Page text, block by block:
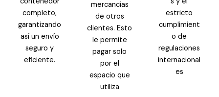
completo,
garantizando
así un envío
seguro y
eficiente.
mercancías
de otros
clientes. Esto
le permite
pagar solo
por el
espacio que
utiliza
estricto
cumplimient
o de
regulaciones
internacional
es